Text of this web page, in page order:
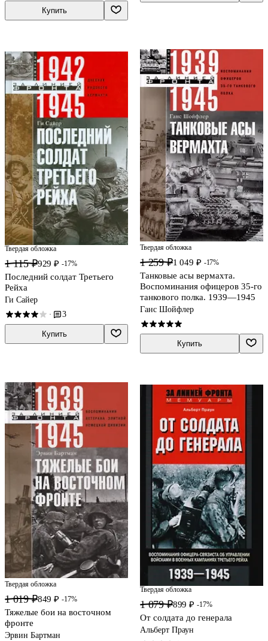
Купить
Твердая обложка
1 115 ₽929 ₽ -17%
Последний солдат Третьего
Рейха
Ги Сайер
· 3
Купить
Твердая обложка
1 259 ₽1 049 ₽ -17%
Танковые асы вермахта.
Воспоминания офицеров 35-го
танкового полка. 1939—1945
Ганс Шойфлер
Купить
Твердая обложка
1 019 ₽849 ₽ -17%
Тяжелые бои на восточном
фронте
Эрвин Бартман
Твердая обложка
1 079 ₽899 ₽ -17%
От солдата до генерала
Альберт Праун